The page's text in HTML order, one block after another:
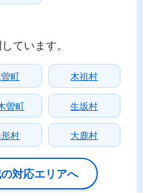
ています。
町 木祖村
曽町 生坂村
村 大鹿村
対応エリアへ